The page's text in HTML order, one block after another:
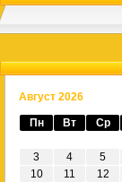
Август 2026
Пн Вт Ср
3
4 5
10
11 12